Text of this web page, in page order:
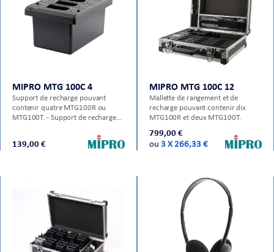
MIPRO MTG 100C 4
Support de recharge pouvant
contenir quatre MTG100R ou
MTG100T. - Support de recharge
de charge individuel - Temps de
charge : < 4 heures - Adaptateur
139,00 €
MIPRO MTG 100C 12
Mallette de rangement et de
recharge pouvant contenir dix
MTG100R et deux MTG100T.
799,00 €
ou 3 X 266,33 €